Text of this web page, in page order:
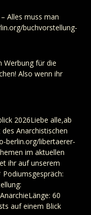
Alles muss man
buchvorstellung-
Werbung für die
Also wenn ihr
2026Liebe alle,ab
Anarchistischen
berlin.org/libertaerer-
im aktuellen
ihr auf unserem
60
auf einem Blick